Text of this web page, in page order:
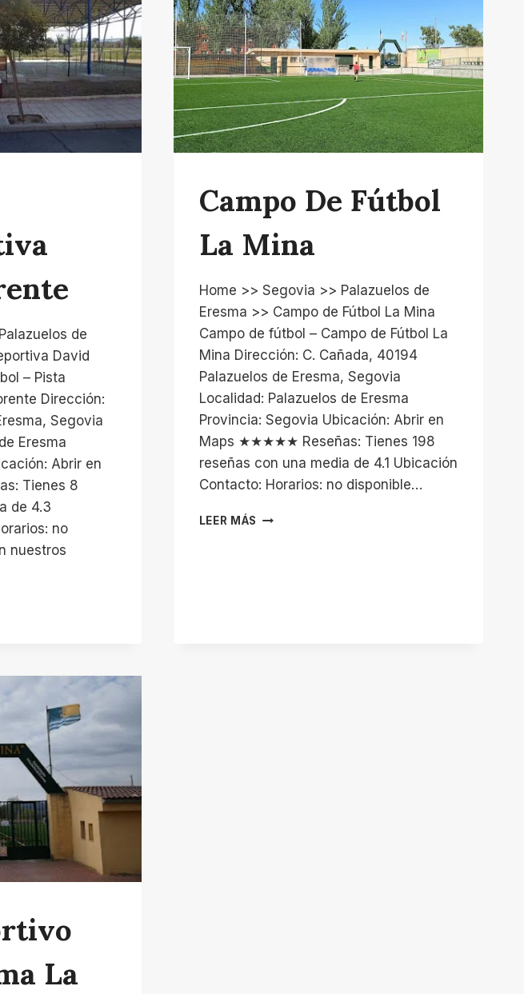
de
David
– Pista
Dirección:
Segovia
Eresma
Abrir en
Tienes 8
de 4.3
no
nuestros
Campo De Fútbol
La Mina
Home >> Segovia >> Palazuelos de
Eresma >> Campo de Fútbol La Mina
Campo de fútbol – Campo de Fútbol La
Mina Dirección: C. Cañada, 40194
Palazuelos de Eresma, Segovia
Localidad: Palazuelos de Eresma
Provincia: Segovia Ubicación: Abrir en
Maps ★★★★★ Reseñas: Tienes 198
reseñas con una media de 4.1 Ubicación
Contacto: Horarios: no disponible…
LEER MÁS CAMPO
La